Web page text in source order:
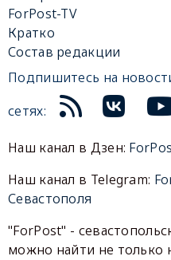
ForPost-TV
Кратко
Состав редакции
Подпишитесь на
сетях:
Наш канал в Дзен:
Наш канал в Telegram:
Севастополя
"ForPost" -
можно найти не только